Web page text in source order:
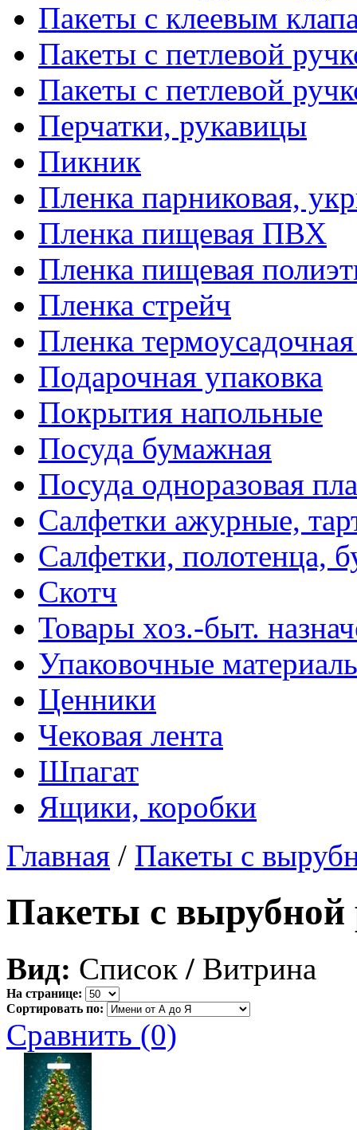
Пакеты с клеевым
Пакеты с петлевой
Пакеты с петлевой
Перчатки, рукавицы
Пикник
Пленка парниковая,
Пленка пищевая ПВХ
Пленка пищевая
Пленка стрейч
Пленка
Подарочная упаковка
Покрытия напольные
Посуда бумажная
Посуда одноразовая
Салфетки ажурные,
Салфетки, полотенца,
Скотч
Товары хоз.-быт.
Упаковочные
Ценники
Чековая лента
Шпагат
Ящики, коробки
Главная / Пакеты с
Пакеты с вырубной
Вид: Список / Витрина
На странице:
Сортировать по:
Сравнить (0)